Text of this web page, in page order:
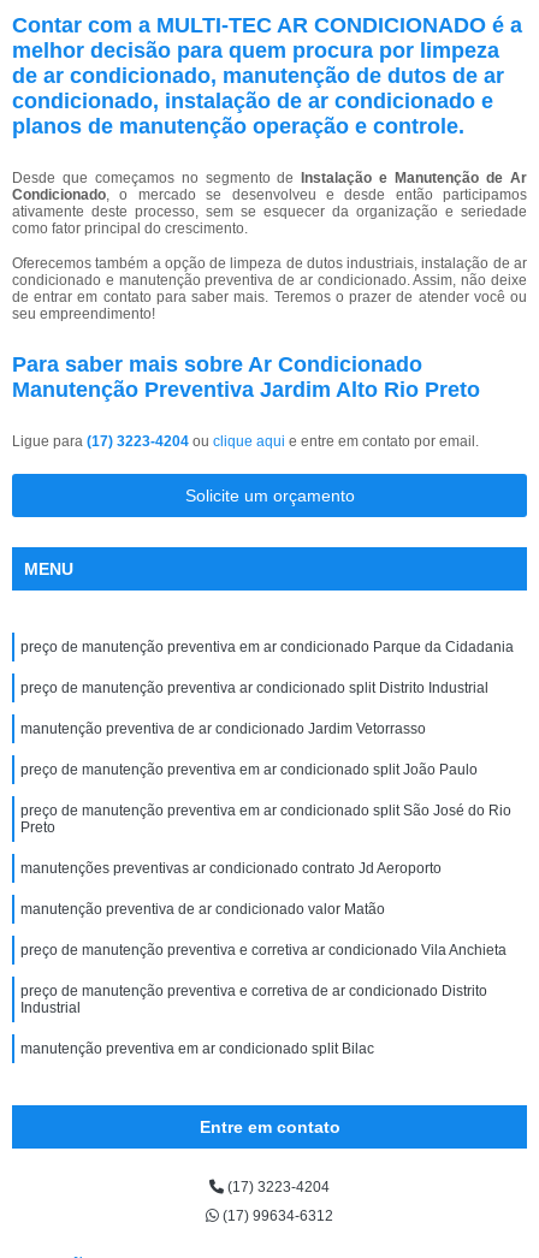
Contar com a MULTI-TEC AR CONDICIONADO é a
melhor decisão para quem procura por limpeza
de ar condicionado, manutenção de dutos de ar
condicionado, instalação de ar condicionado e
planos de manutenção operação e controle.
Desde que começamos no segmento de
Instalação e Manutenção de Ar
Condicionado, o mercado se desenvolveu e desde então participamos
ativamente deste processo, sem se esquecer da organização e seriedade
como fator principal do crescimento.
Oferecemos também a opção de limpeza de dutos industriais, instalação de ar
condicionado e manutenção preventiva de ar condicionado. Assim, não deixe
de entrar em contato para saber mais. Teremos o prazer de atender você ou
seu empreendimento!
Para saber mais sobre Ar Condicionado
Manutenção Preventiva Jardim Alto Rio Preto
Ligue para (17) 3223-4204 ou clique aqui e entre em contato por email.
Solicite um orçamento
MENU
preço de manutenção preventiva em ar condicionado Parque da Cidadania
preço de manutenção preventiva ar condicionado split Distrito Industrial
manutenção preventiva de ar condicionado Jardim Vetorrasso
preço de manutenção preventiva em ar condicionado split João Paulo
preço de manutenção preventiva em ar condicionado split São José do Rio
Preto
manutenções preventivas ar condicionado contrato Jd Aeroporto
manutenção preventiva de ar condicionado valor Matão
preço de manutenção preventiva e corretiva ar condicionado Vila Anchieta
preço de manutenção preventiva e corretiva de ar condicionado Distrito
Industrial
manutenção preventiva em ar condicionado split Bilac
Entre em contato
(17) 3223-4204
(17) 99634-6312